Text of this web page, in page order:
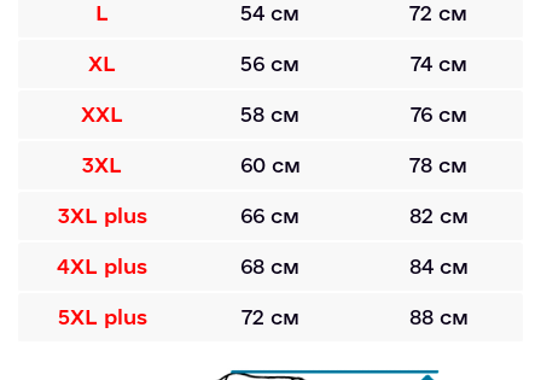
L 54 см 72 см
XL 56 см 74 см
XXL 58 см 76 см
3XL 60 см 78 см
3XL plus 66 см 82 см
4XL plus 68 см 84 см
5XL plus 72 см 88 см